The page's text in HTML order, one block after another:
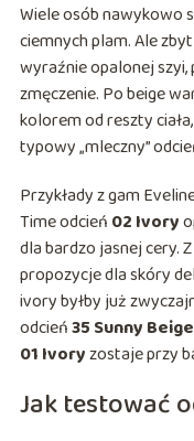
Wiele osób nawykowo
ciemnych plam. Ale
wyraźnie opalonej
zmęczenie. Po beige
kolorem od reszty
typowy „mleczny”
Przykłady z gam
Time odcień 02 Ivory
dla bardzo jasnej cery.
propozycje dla skóry
ivory byłby już
odcień35 Sunny Beige
01 Ivoryzostaje przy
Jak testować